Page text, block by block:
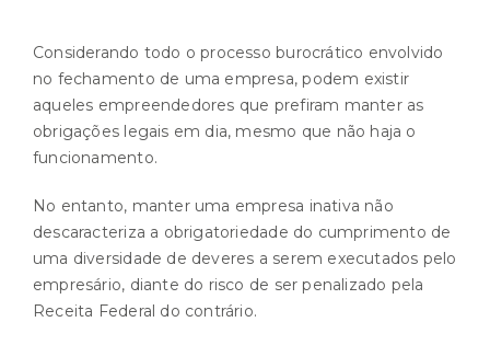
Considerando todo o processo burocrático envolvido
no fechamento de uma empresa, podem existir
aqueles empreendedores que prefiram manter as
obrigações legais em dia, mesmo que não haja o
funcionamento.
No entanto, manter uma empresa inativa não
descaracteriza a obrigatoriedade do cumprimento de
uma diversidade de deveres a serem executados pelo
empresário, diante do risco de ser penalizado pela
Receita Federal do contrário.